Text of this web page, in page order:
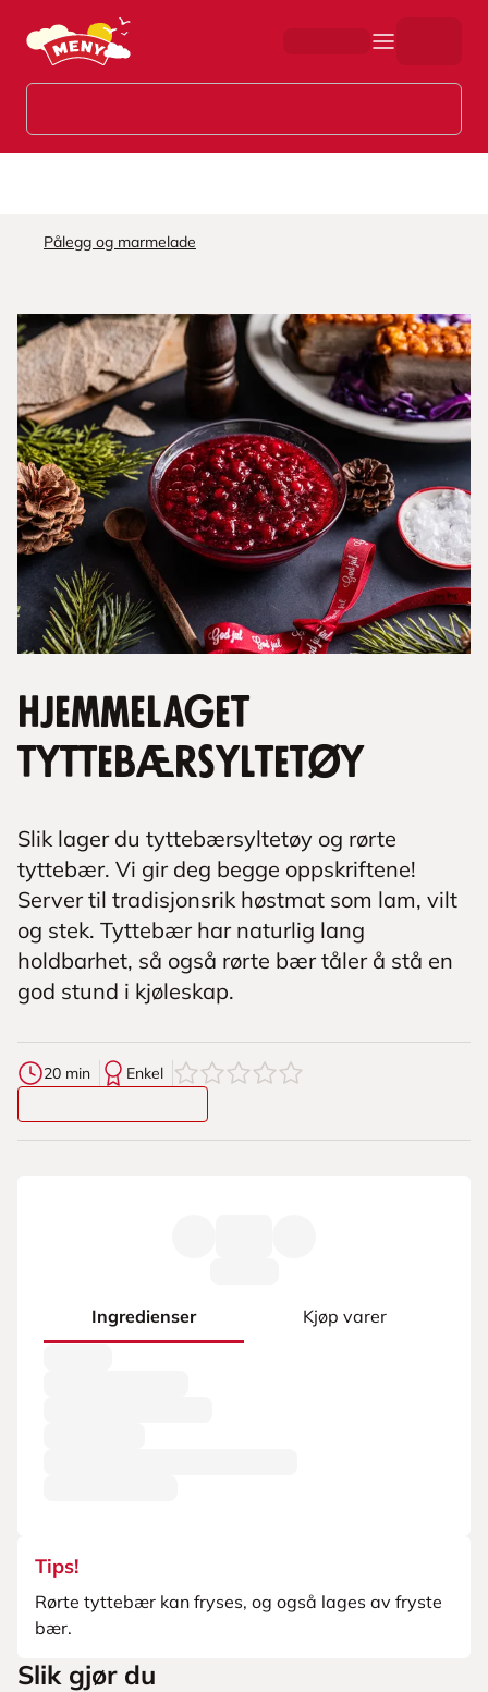
Hopp til hovedinnhold
Pålegg og marmelade
Hjemmelaget
tyttebærsyltetøy
Slik lager du tyttebærsyltetøy og rørte
tyttebær. Vi gir deg begge oppskriftene!
Server til tradisjonsrik høstmat som lam, vilt
og stek. Tyttebær har naturlig lang
holdbarhet, så også rørte bær tåler å stå en
god stund i kjøleskap.
20 min Enkel 0av5stjerner
Ingredienser Kjøp varer
Tips!
Rørte tyttebær kan fryses, og også lages av fryste
bær.
Slik gjør du